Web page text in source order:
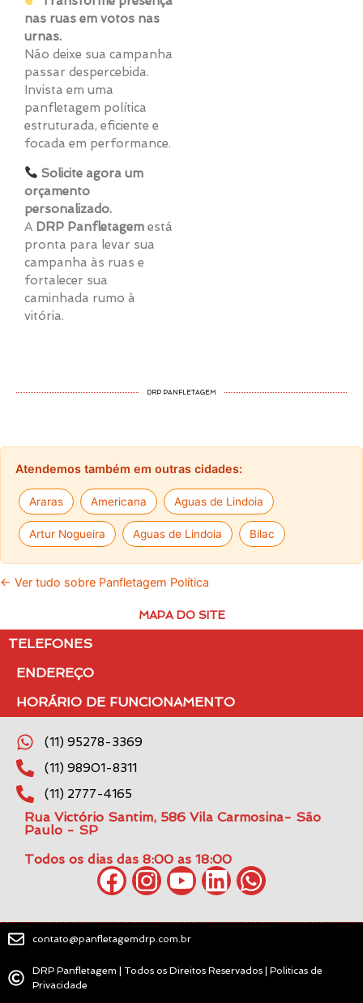
nas ruas em votos nas
urnas.
Não deixe sua campanha
passar despercebida.
Invista em uma
panfletagem política
estruturada, eficiente e
focada em performance.
Solicite agora um
orçamento
personalizado.
A DRP Panfletagem está
pronta para levar sua
campanha às ruas e
fortalecer sua
caminhada rumo à
vitória.
DRP PANFLETAGEM
Atendemos também em outras cidades:
Araras Americana Aguas de Lindoia
Artur Nogueira Aguas de Lindoia Bilac
← Ver tudo sobre Panfletagem Política
MAPA DO SITE
TELEFONES
ENDEREÇO
HORÁRIO DE FUNCIONAMENTO
(11) 95278-3369
(11) 98901-8311
(11) 2777-4165
Rua Victório Santim, 586 Vila Carmosina- São
Paulo - SP
Todos os dias das 8:00 as 18:00
contato@panfletagemdrp.com.br
DRP Panfletagem | Todos os Direitos Reservados | Politicas de
Privacidade